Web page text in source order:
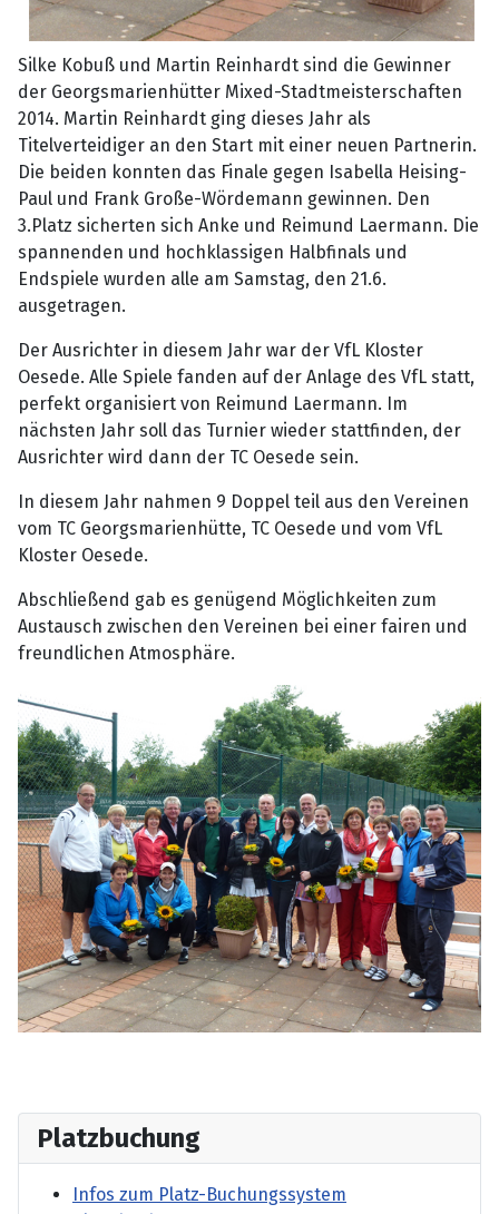
Silke Kobuß und Martin Reinhardt sind die Gewinner
der Georgsmarienhütter Mixed-Stadtmeisterschaften
2014. Martin Reinhardt ging dieses Jahr als
Titelverteidiger an den Start mit einer neuen Partnerin.
Die beiden konnten das Finale gegen Isabella Heising-
Paul und Frank Große-Wördemann gewinnen. Den
3.Platz sicherten sich Anke und Reimund Laermann. Die
spannenden und hochklassigen Halbfinals und
Endspiele wurden alle am Samstag, den 21.6.
ausgetragen.
Der Ausrichter in diesem Jahr war der VfL Kloster
Oesede. Alle Spiele fanden auf der Anlage des VfL statt,
perfekt organisiert von Reimund Laermann. Im
nächsten Jahr soll das Turnier wieder stattfinden, der
Ausrichter wird dann der TC Oesede sein.
In diesem Jahr nahmen 9 Doppel teil aus den Vereinen
vom TC Georgsmarienhütte, TC Oesede und vom VfL
Kloster Oesede.
Abschließend gab es genügend Möglichkeiten zum
Austausch zwischen den Vereinen bei einer fairen und
freundlichen Atmosphäre.
Platzbuchung
Infos zum Platz-Buchungssystem